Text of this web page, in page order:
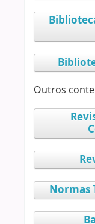
Outros
Normas